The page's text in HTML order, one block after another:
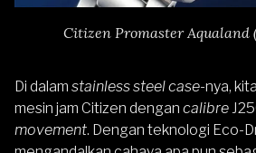
Citizen Promaster Aqualand
Di dalam stainless steel case-nya,
mesin jam Citizen dengan calibre
movement. Dengan teknologi Eco-